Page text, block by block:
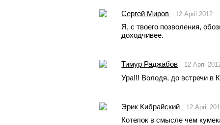
Сергей Миров 12 April 2012
Я, с твоего позволения,
доходчивее.
Тимур Раджабов 12 April
Ура!!! Володя, до встречи в
Эрик Кибрайский 12 April
Котелок в смысле чем